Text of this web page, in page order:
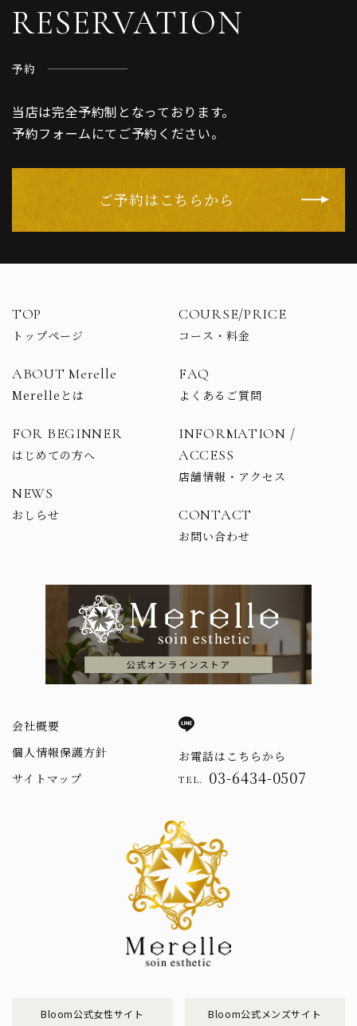
RESERVATION
予約
当店は完全予約制となっております。
予約フォームにてご予約ください。
ご予約はこちらから
TOP
トップページ
ABOUT Merelle
Merelleとは
FOR BEGINNER
はじめての方へ
NEWS
おしらせ
COURSE/PRICE
コース・料金
FAQ
よくあるご質問
INFORMATION /
ACCESS
店舗情報・アクセス
CONTACT
お問い合わせ
会社概要
個人情報保護方針
サイトマップ
お電話はこちらから
TEL. 03-6434-0507
Bloom公式女性サイト Bloom公式メンズサイト